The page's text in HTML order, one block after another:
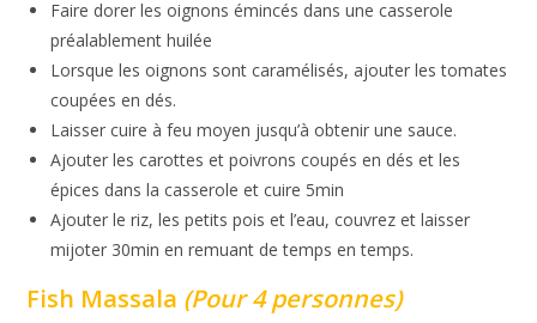
Faire dorer les oignons émincés dans une casserole
préalablement huilée
Lorsque les oignons sont caramélisés, ajouter les tomates
coupées en dés.
Laisser cuire à feu moyen jusqu’à obtenir une sauce.
Ajouter les carottes et poivrons coupés en dés et les
épices dans la casserole et cuire 5min
Ajouter le riz, les petits pois et l’eau, couvrez et laisser
mijoter 30min en remuant de temps en temps.
Fish Massala (Pour 4 personnes)